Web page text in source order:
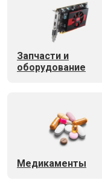
Запчасти и
оборудование
Медикаменты